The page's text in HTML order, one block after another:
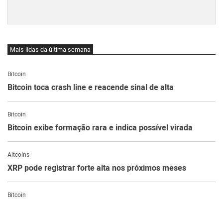
Mais lidas da última semana
Bitcoin
Bitcoin toca crash line e reacende sinal de alta
Bitcoin
Bitcoin exibe formação rara e indica possível virada
Altcoins
XRP pode registrar forte alta nos próximos meses
Bitcoin